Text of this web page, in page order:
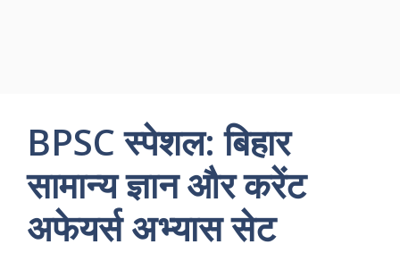
BPSC स्पेशल: बिहार
सामान्य ज्ञान और करेंट
अफेयर्स अभ्यास सेट